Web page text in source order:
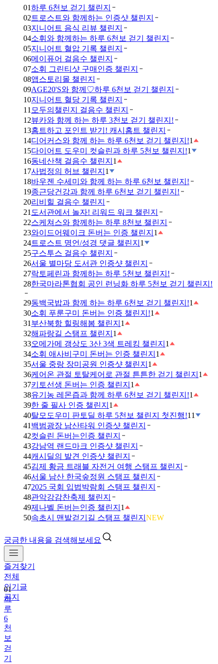
01하루 6천보 걷기 챌린지
02 트로스트와 함께하는 인증샷 챌린지
03지니어트 음식 리뷰 챌린지
04소휘와 함께하는 하루 6천보 걷기 챌린지
05지니어트 혈압 기록 챌린지
06메이퓨어 걸음수 챌린지
07소휘 그린티샷 구매인증 챌린지
08앱스토리몰 챌린지
09AGE20'S와 함께♡하루 6천보 걷기 챌린지
10지니어트 혈당 기록 챌린지
11 모두의챌린지 걸음수 챌린지
12뷰카와 함께 하는 하루 3천보 걷기 챌린지!
13홈트하고 포인트 받기! 캐시홈트 챌린지
14디어커스와 함께 하는 하루 6천보 걷기 챌린지!1
15다이어트 도우미 컷슬린과 하루 5천보 챌린지!1
16동네산책 걸음수 챌린지 1
17사법정의 허브 챌린지 1
18바우젠 수세미와 함께 하는 하루 6천보 챌린지!
19종근당건강과 함께 하루 6천보 걷기 챌린지!
20리비힐 걸음수 챌린지
21 도서관에서 놀자! 리워드 워크 챌린지
22스케쳐스와 함께하는 하루 8천보 챌린지
23와이드어웨이크 돈버는 인증 챌린지 1
24트로스트 명언/성경 댓글 챌린지 1
25구스투스 걸음수 챌린지
26서울 별마당 도서관 인증샷 챌린지
27락토페린과 함께하는 하루 5천보 챌린지!
28한국마라톤협회 공인 런닝화 하루 5천보 걷기 챌린지!
29동백국밥과 함께 하는 하루 6천보 걷기 챌린지!1
30소휘 푸룬구미 돈버는 인증 챌린지!1
31 부산북항 힐링해봄 챌린지 1
32해파랑길 스탬프 챌린지 1
33오메가메 갱상도 3산 3색 트레킹 챌린지 1
34소휘 애사비구미 돈버는 인증 챌린지 1
35서울 중랑 장미공원 인증샷 챌린지 1
36케어온 관절 토탈케어로 관절 튼튼한 걷기 챌린지 1
37키토선생 돈버는 인증 챌린지 1
38유기농 레몬즙과 함께 하루 6천보 걷기 챌린지!1
39한 줄 필사 인증 챌린지 1
40탈모도우미 판토딜 하루 5천보 챌린지 첫진행!11
41 백범광장 남산타워 인증샷 챌린지
42컷슬린 돈버는인증 챌린지
43강남역 랜드마크 인증샷 챌린지
44캐시딜의 발견 인증샷 챌린지
45김제 황금 트래블 자전거 여행 스탬프 챌린지
46서울 남산 한국숲정원 스탬프 챌린지
472025 국회 입법박람회 스탬프 챌린지
48관악강감찬축제 챌린지
49제나벨 돈버는인증 챌린지 1
50속초시 맨발걷기길 스탬프 챌린지 NEW
궁금한 내용을 검색해보세요
즐겨찾기
전체
인기글
공지
01
하
루
6
천
보
걷
기